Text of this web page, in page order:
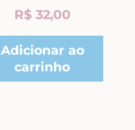
R$32,00
Adicionar ao
carrinho